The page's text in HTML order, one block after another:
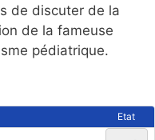
de discuter de la
de la fameuse
pédiatrique.
Etat